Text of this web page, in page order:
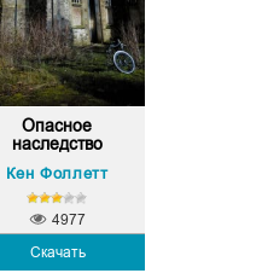
Опасное
наследство
Кен Фоллетт
Скачать
4977